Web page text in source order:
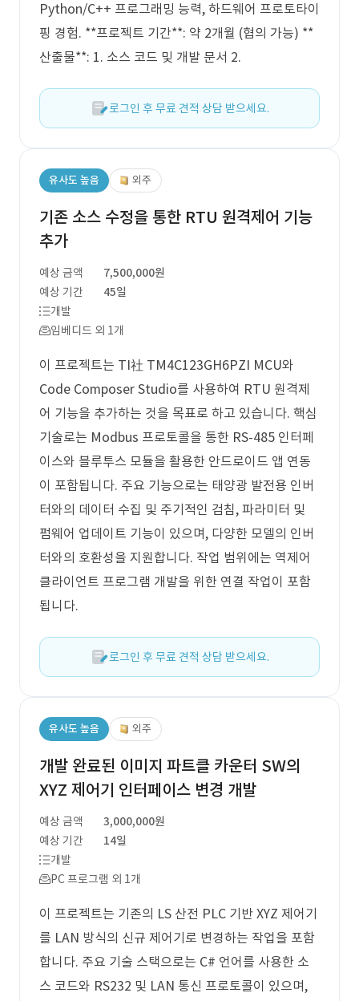
Python/C++ 프로그래밍 능력, 하드웨어 프로토타이
핑 경험. **프로젝트 기간**: 약 2개월 (협의 가능) **
산출물**: 1. 소스 코드 및 개발 문서 2.
로그인 후 무료 견적 상담 받으세요.
유사도 높음 외주
기존 소스 수정을 통한 RTU 원격제어 기능
추가
예상 금액
7,500,000원
예상 기간
45일
개발
임베디드 외 1개
이 프로젝트는 TI社 TM4C123GH6PZI MCU와
Code Composer Studio를 사용하여 RTU 원격제
어 기능을 추가하는 것을 목표로 하고 있습니다. 핵심
기술로는 Modbus 프로토콜을 통한 RS-485 인터페
이스와 블루투스 모듈을 활용한 안드로이드 앱 연동
이 포함됩니다. 주요 기능으로는 태양광 발전용 인버
터와의 데이터 수집 및 주기적인 검침, 파라미터 및
펌웨어 업데이트 기능이 있으며, 다양한 모델의 인버
터와의 호환성을 지원합니다. 작업 범위에는 역제어
클라이언트 프로그램 개발을 위한 연결 작업이 포함
됩니다.
로그인 후 무료 견적 상담 받으세요.
유사도 높음 외주
개발 완료된 이미지 파트클 카운터 SW의
XYZ 제어기 인터페이스 변경 개발
예상 금액
3,000,000원
예상 기간
14일
개발
PC 프로그램 외 1개
이 프로젝트는 기존의 LS 산전 PLC 기반 XYZ 제어기
를 LAN 방식의 신규 제어기로 변경하는 작업을 포함
합니다. 주요 기술 스택으로는 C# 언어를 사용한 소
스 코드와 RS232 및 LAN 통신 프로토콜이 있으며,